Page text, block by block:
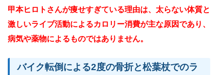
甲本ヒロトさんが痩せすぎている理由は、太らない体質と
激しいライブ活動によるカロリー消費が主な原因であり、
病気や薬物によるものではありません。
バイク転倒による2度の骨折と松葉杖でのラ